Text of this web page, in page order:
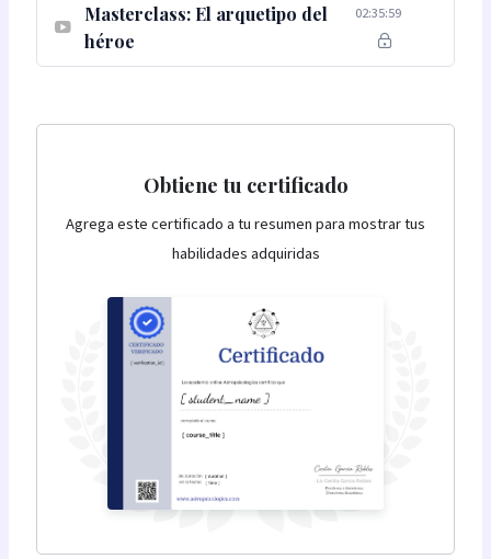
Masterclass: El arquetipo del
héroe
02:35:59
Obtiene tu certificado
Agrega este certificado a tu resumen para mostrar tus
habilidades adquiridas